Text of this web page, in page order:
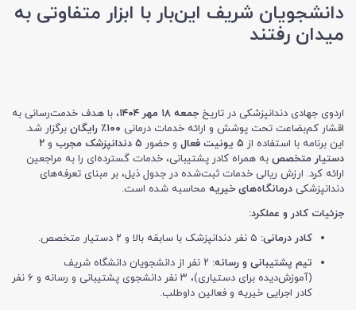
دانشجویان شریف این‌بار با ابزار متفاوتی به
میدان رفتند
اردوی جهادی دندانپزشکی در تاریخ جمعه ۱۸ مهر ۱۴۰۴
، با هدف خدمت‌رسانی به
اقشار کم‌بضاعت تحت پوشش و ارائه خدمات درمانی ۱۰۰٪ رایگان
برگزار شد.
این برنامه با استفاده از ۵ یونیت فعال و حضور ۵ دندانپزشک مجرب و ۲
دستیار متخصص به همراه کادر پشتیبانی، خدمات گسترده‌ای را به مراجعین
ارائه کرد. ارزش ریالی خدمات ثبت‌شده در جدول ذیل، بر مبنای تعرفه‌های
دندانپزشکی درمانگاه‌های خیریه محاسبه شده است.
جزئیات کادر و عملکرد:
کادر درمانی:
تیم پشتیبانی و رسانه:
۲ نفر از دانشجویان دانشگاه شریف
(آموزش‌دیده برای دستیاری)، ۳ نفر دانشجوی پشتیبانی و رسانه و ۶ نفر
کادر اجرایی خیریه و فعالین داوطلب.